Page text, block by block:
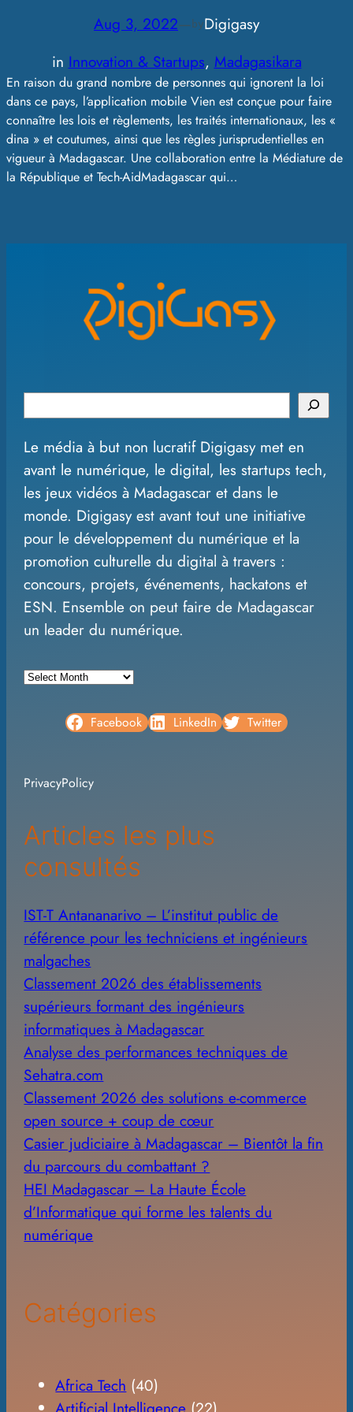
Aug 3, 2022— byDigigasy
in Innovation & Startups, Madagasikara
En raison du grand nombre de personnes qui ignorent la loi
dans ce pays, l’application mobile Vien est conçue pour faire
connaître les lois et règlements, les traités internationaux, les «
dina » et coutumes, ainsi que les règles jurisprudentielles en
vigueur à Madagascar. Une collaboration entre la Médiature de
la République et Tech-AidMadagascar qui…
e
a
r
c
h
Le média à but non lucratif Digigasy met en
avant le numérique, le digital, les startups tech,
les jeux vidéos à Madagascar et dans le
monde. Digigasy est avant tout une initiative
pour le développement du numérique et la
promotion culturelle du digital à travers :
concours, projets, événements, hackatons et
ESN. Ensemble on peut faire de Madagascar
un leader du numérique.
A
v
s
Facebook LinkedIn Twitter
PrivacyPolicy
Articles les plus
consultés
IST-T Antananarivo – L’institut public de
référence pour les techniciens et ingénieurs
malgaches
Classement 2026 des établissements
supérieurs formant des ingénieurs
informatiques à Madagascar
Analyse des performances techniques de
Sehatra.com
Classement 2026 des solutions e-commerce
open source + coup de cœur
Casier judiciaire à Madagascar – Bientôt la fin
du parcours du combattant ?
HEI Madagascar – La Haute École
d’Informatique qui forme les talents du
numérique
Catégories
Africa Tech (40)